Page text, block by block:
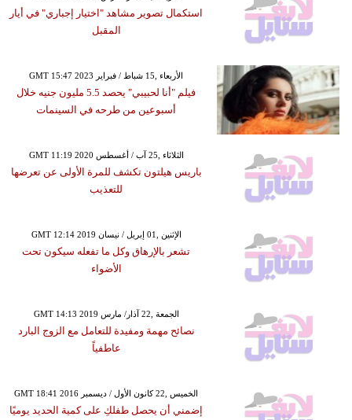
استكمال تصوير مشاهد "اختيار إجباري" في أيار
المقبل
GMT 15:47 2023 الأربعاء ,15 شباط / فبراير
فيلم "أنا لحبيبي" يحصد 5.5 مليون جنيه خلال
أسبوعين من طرحه في السينمات
GMT 11:19 2020 الثلاثاء ,25 آب / أغسطس
باريس هيلتون تكشف للمرة الأولى عن تعرضها
للتعذيب
GMT 12:14 2019 الإثنين ,01 إبريل / نيسان
تشعر بالإرهاق وكل ما تفعله سيكون تحت
الأضواء
GMT 14:13 2019 الجمعة ,22 آذار/ مارس
نصائح مهمة ومفيدة للتعامل مع الزوج البارد
عاطفياً
GMT 18:41 2016 الخميس ,22 كانون الأول / ديسمبر
إضمني أن يحصل طفلكِ على كمية الحديد يوميًا